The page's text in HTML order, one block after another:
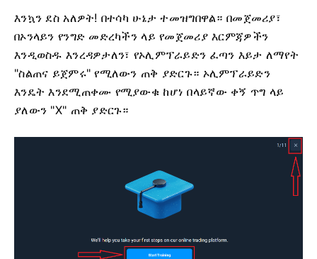
እንኳን ደስ አለዎት! በተሳካ ሁኔታ ተመዝግበዋል። በመጀመሪያ፣
በኦንላይን የንግድ መድረካችን ላይ የመጀመሪያ እርምጃዎችን
እንዲወስዱ እንረዳዎታለን፣ የኦሊምፕራይድን ፈጣን እይታ ለማየት
"ስልጠና ይጀምሩ" የሚለውን ጠቅ ያድርጉ። ኦሊምፕራይድን
እንዴት እንደሚጠቀሙ የሚያውቁ ከሆነ በላይኛው ቀኝ ጥግ ላይ
ያለውን "X" ጠቅ ያድርጉ።